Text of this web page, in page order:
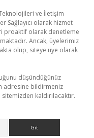
ve İletişim
Sağlayıcı olarak hizmet
proaktif olarak denetleme
Ancak, üyelerimiz
olup, siteye üye olarak
düşündüğünüz
adresine bildirmeniz
kaldırılacaktır.